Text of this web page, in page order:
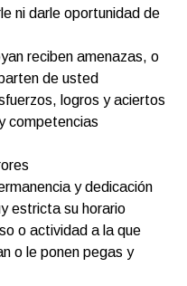
ni darle oportunidad de
reciben amenazas, o
de usted
logros y aciertos
competencias
y dedicación
estricta su horario
o actividad a la que
o le ponen pegas y